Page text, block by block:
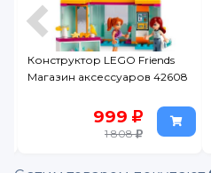
Конструктор LEGO Friends
Магазин аксессуаров 42608
999
1 808